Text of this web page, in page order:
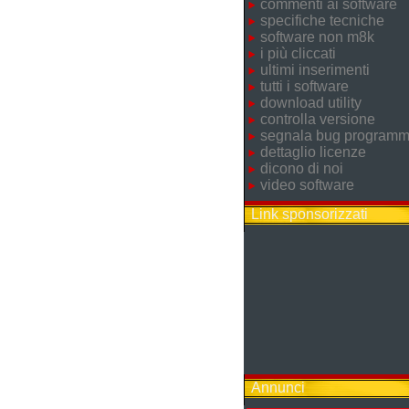
commenti ai software
specifiche tecniche
software non m8k
i più cliccati
ultimi inserimenti
tutti i software
download utility
controlla versione
segnala bug
dettaglio licenze
dicono di noi
video software
Link sponsorizzati
Annunci